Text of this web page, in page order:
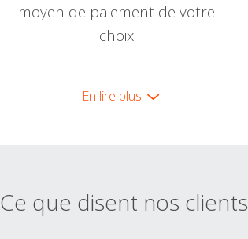
moyen de paiement de votre
choix
En lire plus
Ce que disent nos clients